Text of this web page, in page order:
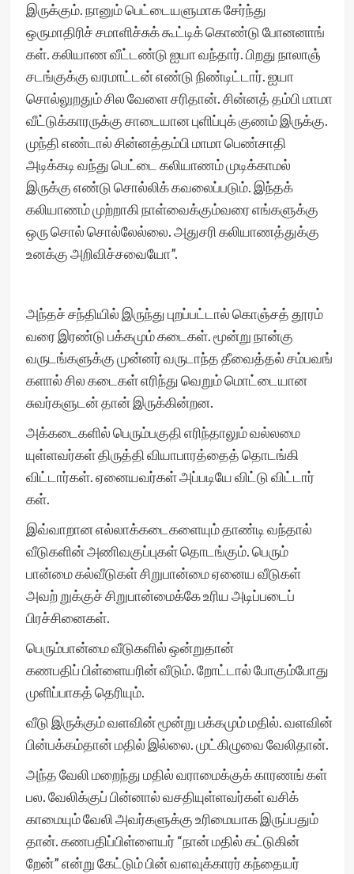
இருக்கும். நானும் பெட்டையளுமாக சேர்ந்து
ஒருமாதிரிச் சமாளிச்சுக் கூட்டிக் கொண்டு போனனாங்
கள். கலியாண வீட்டண்டு ஐயா வந்தார். பிறது நாலாஞ்
சடங்குக்கு வரமாட்டன் எண்டு நிண்டிட்டார். ஐயா
சொல்லுறதும் சில வேளை சரிதான். சின்னத் தம்பி மாமா
வீட்டுக்காரருக்கு சாடையான புளிப்புக் குணம் இருக்கு.
முந்தி எண்டால் சின்னத்தம்பி மாமா பெண்சாதி
அடிக்கடி வந்து பெட்டை கலியாணம் முடிக்காமல்
இருக்கு எண்டு சொல்லிக் கவலைப்படும். இந்தக்
கலியாணம் முற்றாகி நாள்வைக்கும்வரை எங்களுக்கு
ஒரு சொல் சொல்லேல்லை. அதுசரி கலியாணத்துக்கு
உனக்கு அறிவிச்சவையோ”.
அந்தச் சந்தியில் இருந்து புறப்பட்டால் கொஞ்சத் தூரம்
வரை இரண்டு பக்கமும் கடைகள். மூன்று நான்கு
வருடங்களுக்கு முன்னர் வருடாந்த தீவைத்தல் சம்பவங்
களால் சில கடைகள் எரிந்து வெறும் மொட்டையான
சுவர்களுடன் தான் இருக்கின்றன.
அக்கடைகளில் பெரும்பகுதி எரிந்தாலும் வல்லமை
யுள்ளவர்கள் திருத்தி வியாபாரத்தைத் தொடங்கி
விட்டார்கள். ஏனையவர்கள் அப்படியே விட்டு விட்டார்
கள்.
இவ்வாறான எல்லாக்கடைகளையும் தாண்டி வந்தால்
வீடுகளின் அணிவகுப்புகள் தொடங்கும். பெரும்
பான்மை கல்வீடுகள் சிறுபான்மை ஏனைய வீடுகள்
அவற் றுக்குச் சிறுபான்மைக்கே உரிய அடிப்படைப்
பிரச்சினைகள்.
பெரும்பான்மை வீடுகளில் ஒன்றுதான்
கணபதிப் பிள்ளையரின் வீடும். றோட்டால் போகும்போது
முளிப்பாகத் தெரியும்.
வீடு இருக்கும் வளவின் மூன்று பக்கமும் மதில். வளவின்
பின்பக்கம்தான் மதில் இல்லை. முட்கிழுவை வேலிதான்.
அந்த வேலி மறைந்து மதில் வராமைக்குக் காரணங் கள்
பல. வேலிக்குப் பின்னால் வசதியுள்ளவர்கள் வசிக்
காமையும் வேலி அவர்களுக்கு உரிமையாக இருப்பதும்
தான். கணபதிப்பிள்ளையர் “நான் மதில் கட்டுகின்
றேன்” என்று கேட்டும் பின் வளவுக்காரர் கந்தையர்